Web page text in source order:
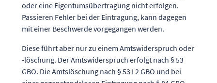
oder eine Eigentumsübertragung nicht erfolgen.
Passieren Fehler bei der Eintragung, kann dagegen
mit einer Beschwerde vorgegangen werden.
Diese führt aber nur zu einem Amtswiderspruch oder
-löschung. Der Amtswiderspruch erfolgt nach § 53
GBO. Die Amtslöschung nach § 53 I 2 GBO und bei